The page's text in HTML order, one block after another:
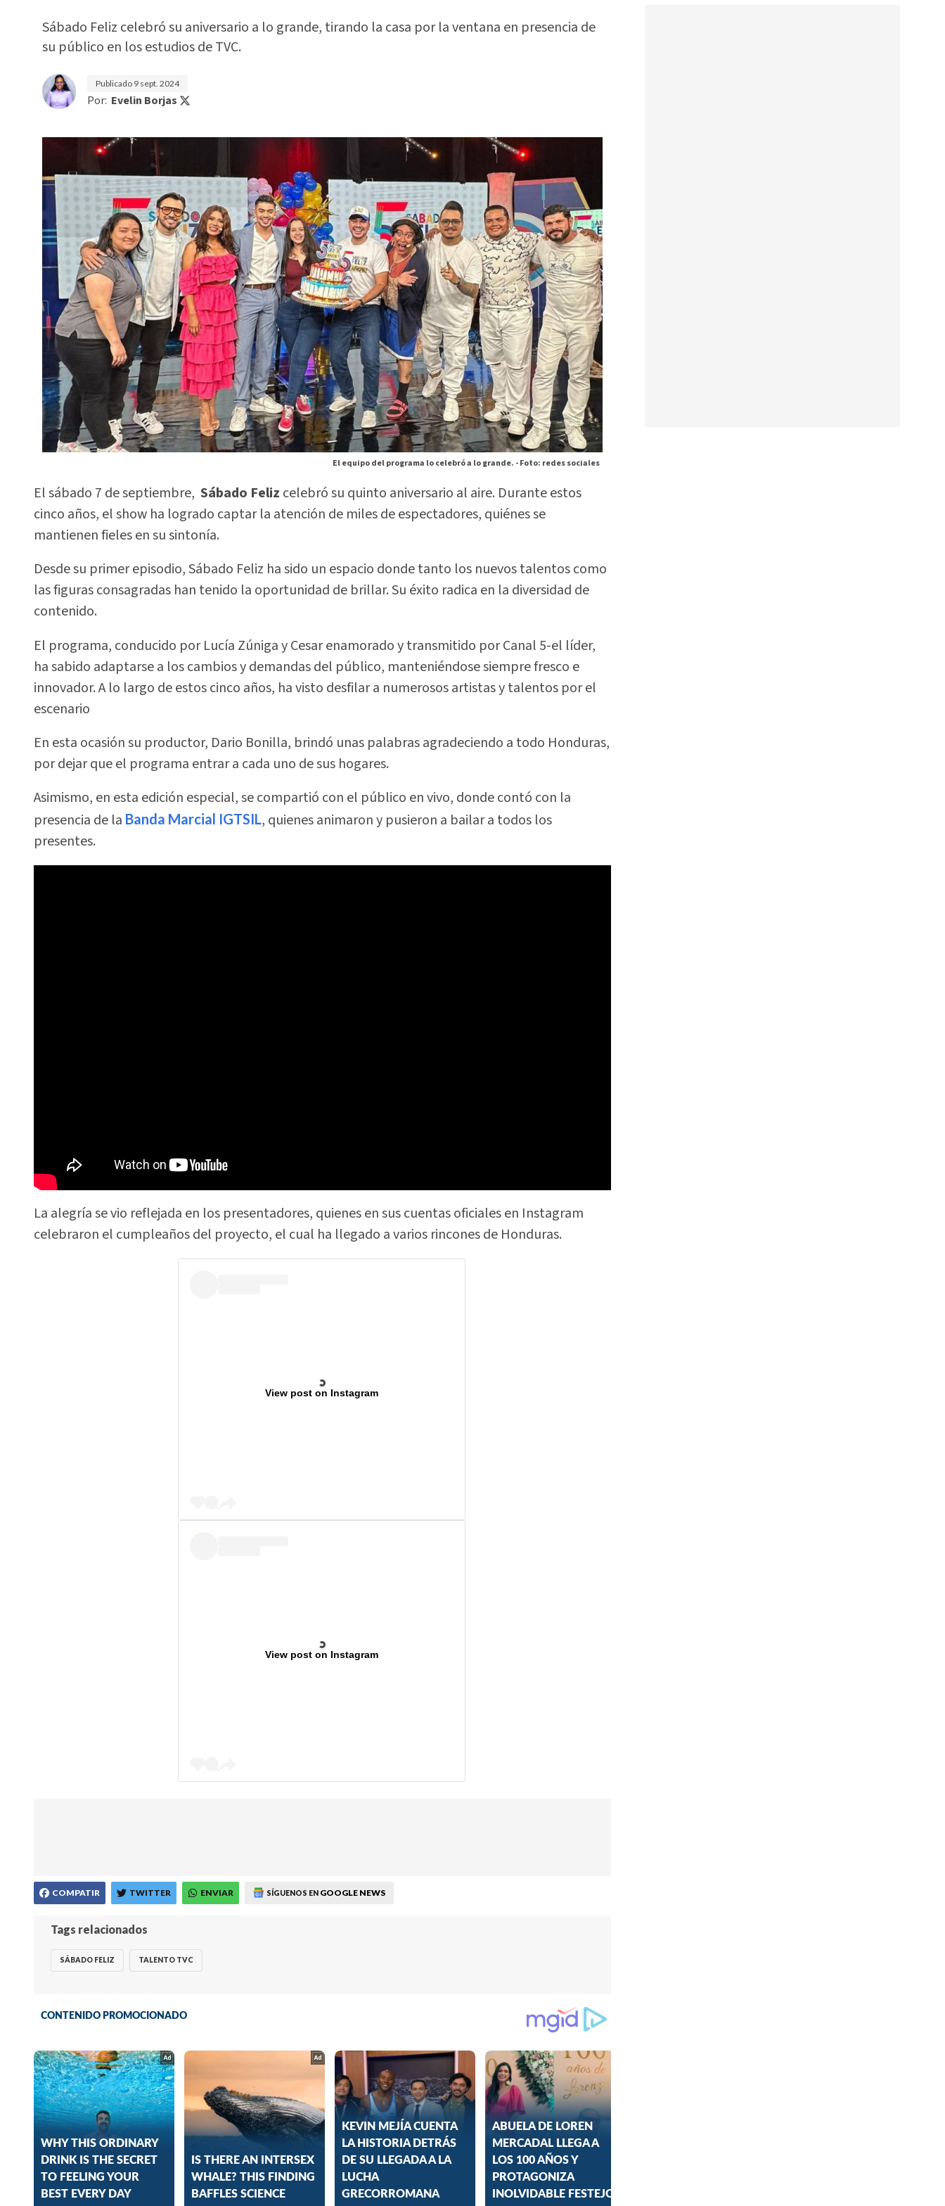
Sábado Feliz celebró su aniversario a lo grande, tirando la casa por la ventana en presencia de
su público en los estudios de TVC.
Publicado 9 sept. 2024
Por: Evelin Borjas
El equipo del programa lo celebró a lo grande. -Foto: redes sociales
El sábado 7 de septiembre, Sábado Feliz celebró su quinto aniversario al aire. Durante estos
cinco años, el show ha logrado captar la atención de miles de espectadores, quiénes se
mantienen fieles en su sintonía.
Desde su primer episodio, Sábado Feliz ha sido un espacio donde tanto los nuevos talentos como
las figuras consagradas han tenido la oportunidad de brillar. Su éxito radica en la diversidad de
contenido.
El programa, conducido por Lucía Zúniga y Cesar enamorado y transmitido por Canal 5-el líder,
ha sabido adaptarse a los cambios y demandas del público, manteniéndose siempre fresco e
innovador. A lo largo de estos cinco años, ha visto desfilar a numerosos artistas y talentos por el
escenario
En esta ocasión su productor, Dario Bonilla, brindó unas palabras agradeciendo a todo Honduras,
por dejar que el programa entrar a cada uno de sus hogares.
Asimismo, en esta edición especial, se compartió con el público en vivo, donde contó con la
presencia de la Banda Marcial IGTSIL, quienes animaron y pusieron a bailar a todos los
presentes.
La alegría se vio reflejada en los presentadores, quienes en sus cuentas oficiales en Instagram
celebraron el cumpleaños del proyecto, el cual ha llegado a varios rincones de Honduras.
View post on Instagram
View post on Instagram
COMPATIR TWITTER ENVIAR SÍGUENOS EN GOOGLE NEWS
Tags relacionados
SÁBADO FELIZ TALENTO TVC